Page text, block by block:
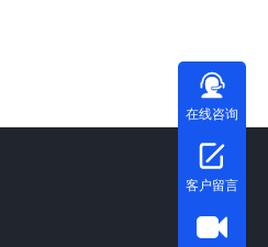
在线咨询
客户留言